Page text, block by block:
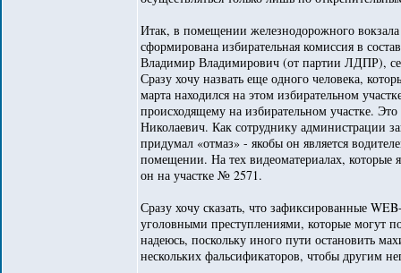
Итак, в помещении железнодорожного
сформирована избирательная комиссия в
Владимир Владимирович (от партии ЛДПР),
Сразу хочу назвать еще одного человека,
марта находился на этом избирательном
происходящему на избирательном участке.
Николаевич. Как сотруднику администрации
придумал «отмаз» - якобы он является
помещении. На тех видеоматериалах, которые
он на участке № 2571.
Сразу хочу сказать, что зафиксированные
уголовными преступлениями, которые могут
надеюсь, поскольку иного пути остановить
нескольких фальсификаторов, чтобы другим